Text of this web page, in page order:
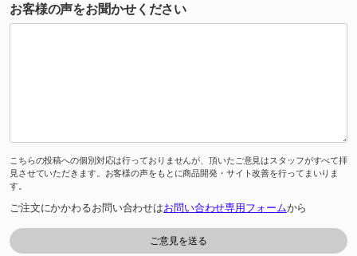
お客様の声をお聞かせください
こちらの投稿への個別対応は行っておりませんが、頂いたご意見はスタッフがすべて拝
見させていただきます。お客様の声をもとに商品開発・サイト改善を行ってまいりま
す。
ご注文にかかわるお問い合わせはお問い合わせ専用フォームから